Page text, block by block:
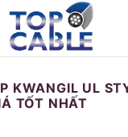
KWANGIL UL
TỐT NHẤT